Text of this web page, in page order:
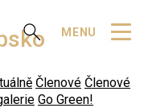
Zobrazit vyhledávání
MENU
Členové Členové
Go Green!